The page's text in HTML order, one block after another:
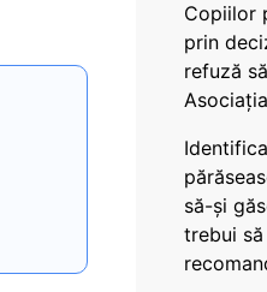
Copiilor
prin
refuză
să-și
trebui